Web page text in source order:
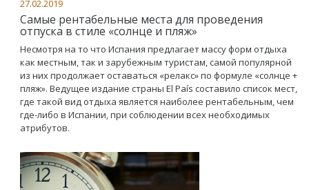
27.02.2019
Самые рентабельные места для проведения
отпуска в стиле «солнце и пляж»
Несмотря на то что Испания предлагает массу форм отдыха
как местным, так и зарубежным туристам, самой популярной
из них продолжает оставаться «релакс» по формуле «солнце +
пляж». Ведущее издание страны El País составило список мест,
где такой вид отдыха является наиболее рентабельным, чем
где-либо в Испании, при соблюдении всех необходимых
атрибутов.